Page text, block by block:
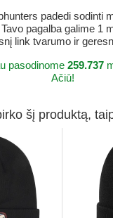
padedi sodinti
pagalba galime 1
link tvarumo ir
pasodinome 259.737
Ačiū!
šį produktą,